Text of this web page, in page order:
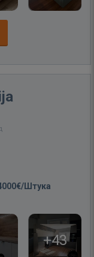
Штука
+43